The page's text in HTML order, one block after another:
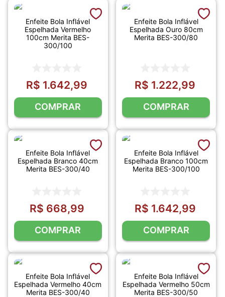
Enfeite Bola Inflável
Espelhada Vermelho
100cm Merita BES-
300/100
R$ 1.642,99
COMPRAR
Enfeite Bola Inflável
Espelhada Ouro 80cm
Merita BES-300/80
R$ 1.222,99
COMPRAR
Enfeite Bola Inflável
Espelhada Branco 40cm
Merita BES-300/40
R$ 668,99
COMPRAR
Enfeite Bola Inflável
Espelhada Branco 100cm
Merita BES-300/100
R$ 1.642,99
COMPRAR
Enfeite Bola Inflável
Espelhada Vermelho 40cm
Merita BES-300/40
Enfeite Bola Inflável
Espelhada Vermelho 50cm
Merita BES-300/50